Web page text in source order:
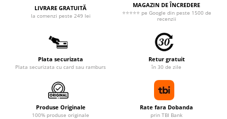
LIVRARE GRATUITĂ
la comenzi peste 249 lei
MAGAZIN DE ÎNCREDERE
⭐⭐⭐⭐⭐ pe Google din peste 1500 de
recenzii
Plata securizata
Plata securizata cu card sau ramburs
Retur gratuit
în 30 de zile
Produse Originale
100% produse originale
Rate fara Dobanda
prin TBI Bank